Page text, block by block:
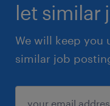
let similar
We will keep you
similar job